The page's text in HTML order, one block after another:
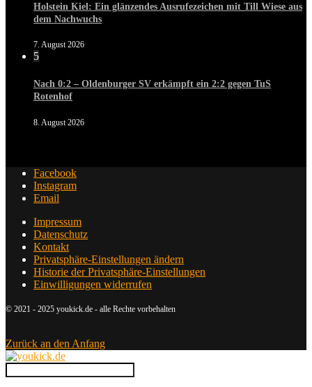
Holstein Kiel: Ein glänzendes Ausrufezeichen mit Till Wiese aus
dem Nachwuchs
7. August 2026
5
Nach 0:2 – Oldenburger SV erkämpft ein 2:2 gegen TuS
Rotenhof
8. August 2026
Facebook
Instagram
Email
Impressum
Datenschutz
Kontakt
Privatsphäre-Einstellungen ändern
Historie der Privatsphäre-Einstellungen
Einwilligungen widerrufen
© 2021 - 2025 youkick.de - alle Rechte vorbehalten
Zurück an den Anfang